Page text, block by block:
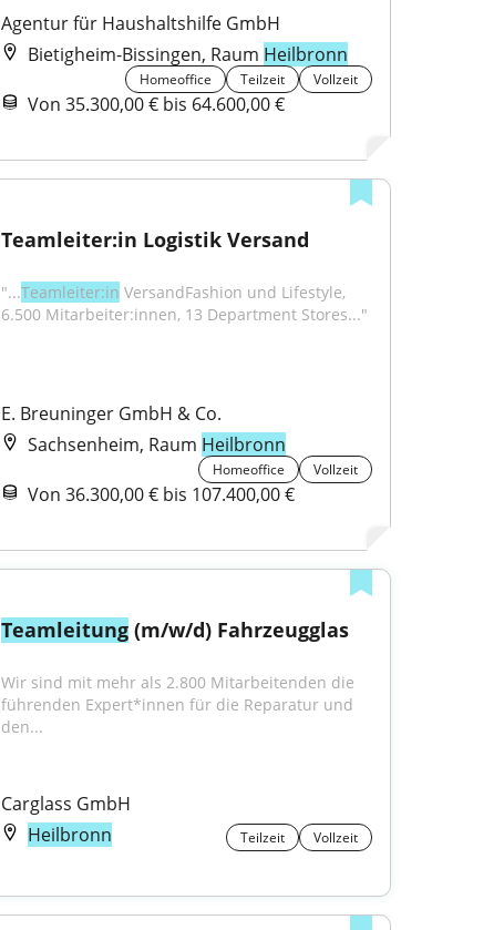
Agentur für Haushaltshilfe GmbH
Bietigheim-Bissingen, Raum Heilbronn
Homeoffice Teilzeit Vollzeit
Von 35.300,00 € bis 64.600,00 €
Teamleiter:in Logistik Versand
"...Teamleiter:in VersandFashion und Lifestyle,
6.500 Mitarbeiter:innen, 13 Department Stores..."
E. Breuninger GmbH & Co.
Sachsenheim, Raum Heilbronn
Homeoffice Vollzeit
Von 36.300,00 € bis 107.400,00 €
Teamleitung (m/w/d) Fahrzeugglas
Wir sind mit mehr als 2.800 Mitarbeitenden die
führenden Expert*innen für die Reparatur und
den...
Carglass GmbH
Heilbronn
Teilzeit Vollzeit